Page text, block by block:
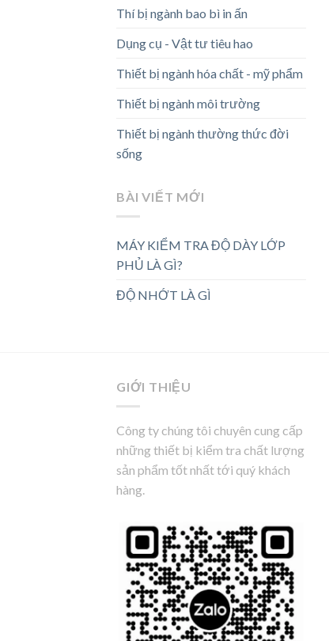
Thí bị ngành bao bì in ấn
Dụng cụ - Vật tư tiêu hao
Thiết bị ngành hóa chất - mỹ phẩm
Thiết bị ngành môi trường
Thiết bị ngành thường thức đời
sống
BÀI VIẾT MỚI
MÁY KIỂM TRA ĐỘ DÀY LỚP
PHỦ LÀ GÌ?
ĐỘ NHỚT LÀ GÌ
GIỚI THIỆU
Công ty chúng tôi chuyên cung cấp
những thiết bị kiểm tra chất lượng
sản phẩm tốt nhất tới quý khách
hàng.